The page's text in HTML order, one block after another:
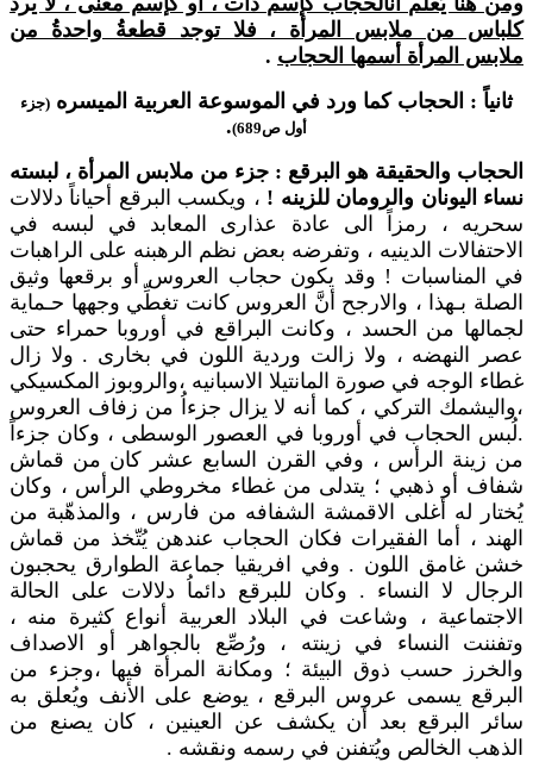
كلباس من ملابس المرأة ، فلا توجد قطعةُ واحدةُ من
ملابس المرأة أسمها الحجاب .
ثانياً : الحجاب كما ورد في الموسوعة العربية الميسره (جزء
أول ص689)
.
الحجاب والحقيقة هو البرقع : جزء من ملابس المرأة ، لبسته
نساء اليونان والرومان للزينه ! ، ويكسب البرقع أحياناً دلالات
سحريه ، رمزاً الى عادة عذارى المعابد في لبسه في
الاحتفالات الدينيه ، وتفرضه بعض نظم الرهبنه على الراهبات
في المناسبات ! وقد يكون حجاب العروس أو برقعها وثيق
الصلة بـهذا ، والارجح أنَّ العروس كانت تغطِّي وجهها حـماية
لجمالها من الحسد ، وكانت البراقع في أوروبا حمراء حتى
عصر النهضه ، ولا زالت وردية اللون في بخارى . ولا زال
غطاء الوجه في صورة المانتيلا الاسبانيه ،والروبوز المكسيكي
،واليشمك التركي ، كما أنه لا يزال جزءاُ من زفاف العروس
.لُبس الحجاب في أوروبا في العصور الوسطى ، وكان جزءاً
من زينة الرأس ، وفي القرن السابع عشر كان من قماش
شفاف أو ذهبي ؛ يتدلى من غطاء مخروطي الرأس ، وكان
يُختار له أغلى الاقمشة الشفافه من فارس ، والمذهّبة من
الهند ، أما الفقيرات فكان الحجاب عندهن يُتّخذ من قماش
خشن غامق اللون . وفي افريقيا جماعة الطوارق يحجبون
الرجال لا النساء . وكان للبرقع دائماُ دلالات على الحالة
الاجتماعية ، وشاعت في البلاد العربية أنواع كثيرة منه ،
وتفننت النساء في زينته ، ورُصِّع بالجواهر أو الاصداف
والخرز حسب ذوق البيئة ؛ ومكانة المرأة فيها ،وجزء من
البرقع يسمى عروس البرقع ، يوضع على الأنف ويُعلق به
سائر البرقع بعد أن يكشف عن العينين ، كان يصنع من
الذهب الخالص ويُتفنن في رسمه ونقشه .